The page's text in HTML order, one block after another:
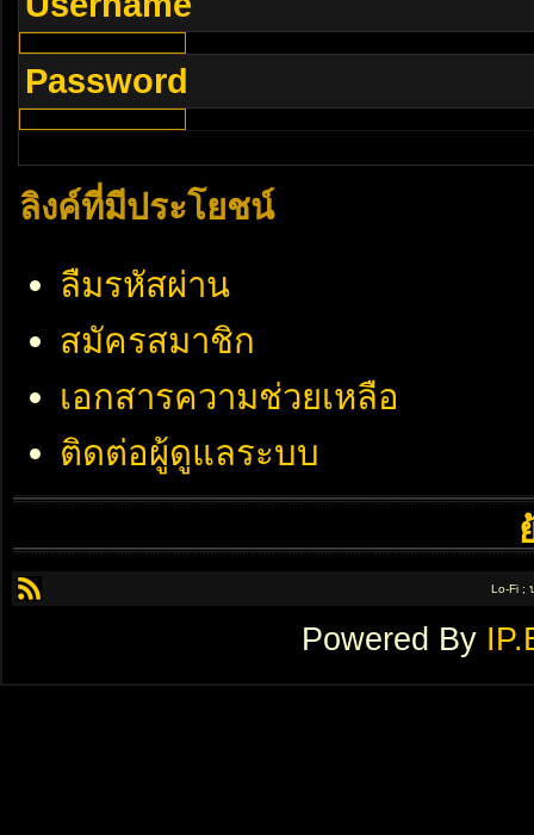
Password
ลิงค์ที่มีประโยชน์
ลืมรหัสผ่าน
สมัครสมาชิก
เอกสารความช่วยเหลือ
ติดต่อผู้ดูแลระบบ
Lo-Fi ;
Powered By